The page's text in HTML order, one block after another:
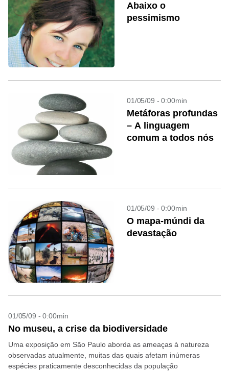
Abaixo o
pessimismo
01/05/09 - 0:00min
Metáforas profundas
– A linguagem
comum a todos nós
01/05/09 - 0:00min
O mapa-múndi da
devastação
01/05/09 - 0:00min
No museu, a crise da biodiversidade
Uma exposição em São Paulo aborda as ameaças à natureza
observadas atualmente, muitas das quais afetam inúmeras
espécies praticamente desconhecidas da população